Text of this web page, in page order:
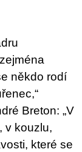
někdo rodí
Breton: „V
v kouzlu,
které se